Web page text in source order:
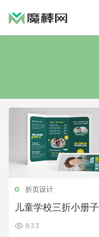
折页设计
儿童学校三折小册子
833